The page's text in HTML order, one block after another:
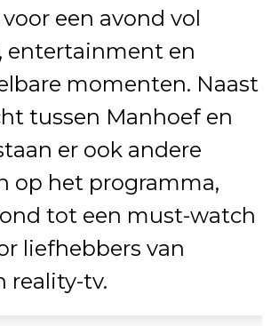
een avond vol
entertainment en
momenten. Naast
tussen Manhoef en
er ook andere
op het programma,
tot een must-watch
liefhebbers van
reality-tv.